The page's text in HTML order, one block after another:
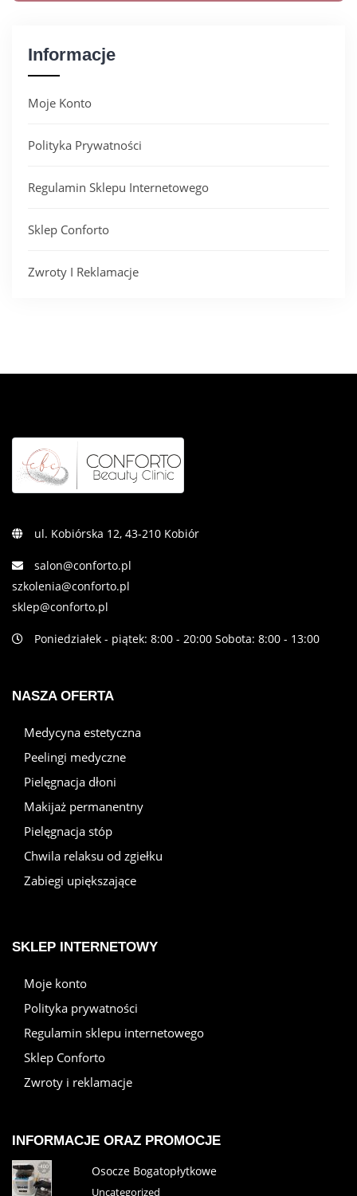
Informacje
Moje Konto
Polityka Prywatności
Regulamin Sklepu Internetowego
Sklep Conforto
Zwroty I Reklamacje
ul. Kobiórska 12, 43-210 Kobiór
salon@conforto.pl
szkolenia@conforto.pl
sklep@conforto.pl
Poniedziałek - piątek: 8:00 - 20:00 Sobota: 8:00 - 13:00
NASZA OFERTA
Medycyna estetyczna
Peelingi medyczne
Pielęgnacja dłoni
Makijaż permanentny
Pielęgnacja stóp
Chwila relaksu od zgiełku
Zabiegi upiększające
SKLEP INTERNETOWY
Moje konto
Polityka prywatności
Regulamin sklepu internetowego
Sklep Conforto
Zwroty i reklamacje
INFORMACJE ORAZ PROMOCJE
Osocze Bogatopłytkowe
Uncategorized